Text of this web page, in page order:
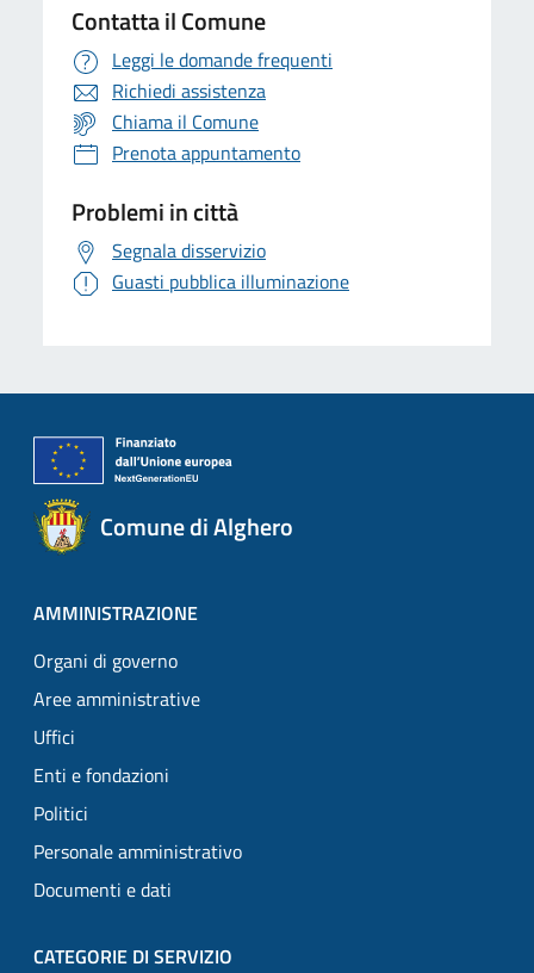
Contatta il Comune
Leggi le domande frequenti
Richiedi assistenza
Chiama il Comune
Prenota appuntamento
Problemi in città
Segnala disservizio
Guasti pubblica illuminazione
Comune di Alghero
AMMINISTRAZIONE
Organi di governo
Aree amministrative
Uffici
Enti e fondazioni
Politici
Personale amministrativo
Documenti e dati
CATEGORIE DI SERVIZIO